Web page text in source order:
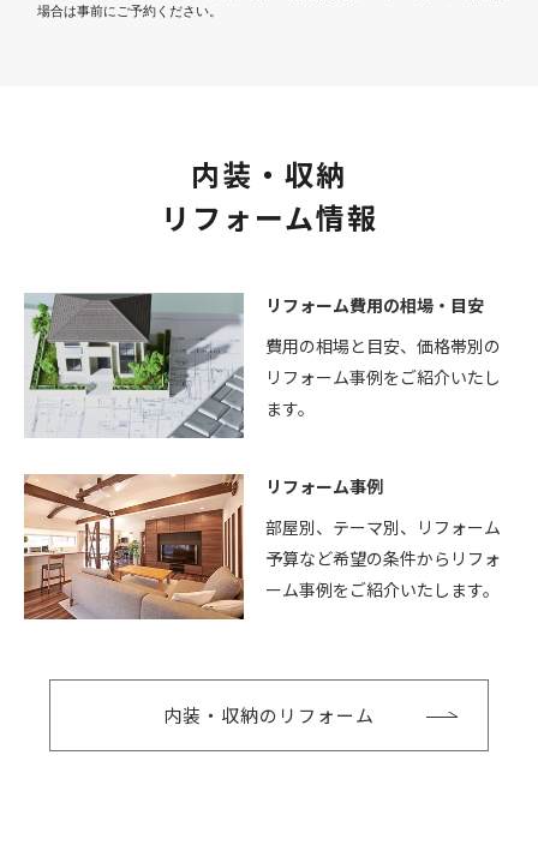
場合は事前にご予約ください。
内装・収納
リフォーム情報
リフォーム費用の相場・目安
費用の相場と目安、価格帯別の
リフォーム事例をご紹介いたし
ます。
リフォーム事例
部屋別、テーマ別、リフォーム
予算など希望の条件からリフォ
ーム事例をご紹介いたします。
内装・収納のリフォーム